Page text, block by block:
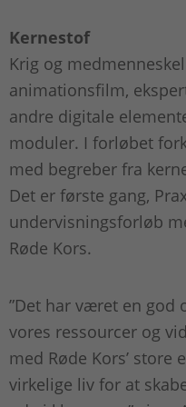
Kernestof
Krig og
animationsfilm,
andre digitale
moduler. I forløbet
med begreber fra
Det er første gang,
undervisningsforløb
Røde Kors.
”Det har været en god
vores ressourcer og
med Røde Kors’
virkelige liv for at